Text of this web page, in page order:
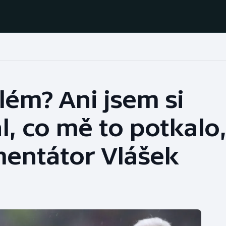
Jezdectví
Judo
Krasobruslení
Rychlobruslení
Rychlostní
kanoistika
Short track
Ani jsem si
co mě to potkalo,
Vlášek